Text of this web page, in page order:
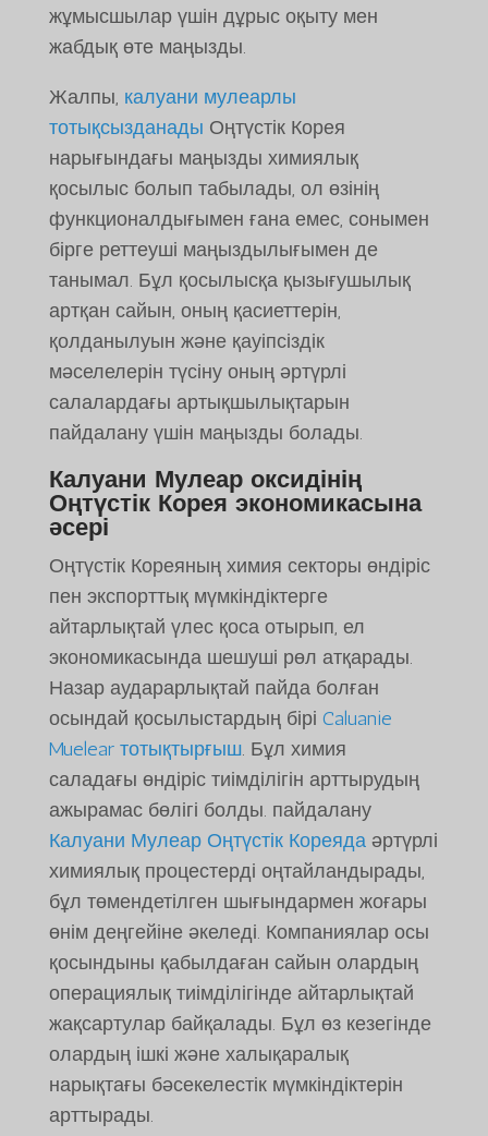
жұмысшылар үшін дұрыс оқыту мен
жабдық өте маңызды.
Жалпы, калуани мулеарлы
тотықсызданады Оңтүстік Корея
нарығындағы маңызды химиялық
қосылыс болып табылады, ол өзінің
функционалдығымен ғана емес, сонымен
бірге реттеуші маңыздылығымен де
танымал. Бұл қосылысқа қызығушылық
артқан сайын, оның қасиеттерін,
қолданылуын және қауіпсіздік
мәселелерін түсіну оның әртүрлі
салалардағы артықшылықтарын
пайдалану үшін маңызды болады.
Калуани Мулеар оксидінің
Оңтүстік Корея экономикасына
әсері
Оңтүстік Кореяның химия секторы өндіріс
пен экспорттық мүмкіндіктерге
айтарлықтай үлес қоса отырып, ел
экономикасында шешуші рөл атқарады.
Назар аударарлықтай пайда болған
осындай қосылыстардың бірі Caluanie
Muelear тотықтырғыш. Бұл химия
саладағы өндіріс тиімділігін арттырудың
ажырамас бөлігі болды. пайдалану
Калуани Мулеар Оңтүстік Кореядаәртүрлі
химиялық процестерді оңтайландырады,
бұл төмендетілген шығындармен жоғары
өнім деңгейіне әкеледі. Компаниялар осы
қосындыны қабылдаған сайын олардың
операциялық тиімділігінде айтарлықтай
жақсартулар байқалады. Бұл өз кезегінде
олардың ішкі және халықаралық
нарықтағы бәсекелестік мүмкіндіктерін
арттырады.